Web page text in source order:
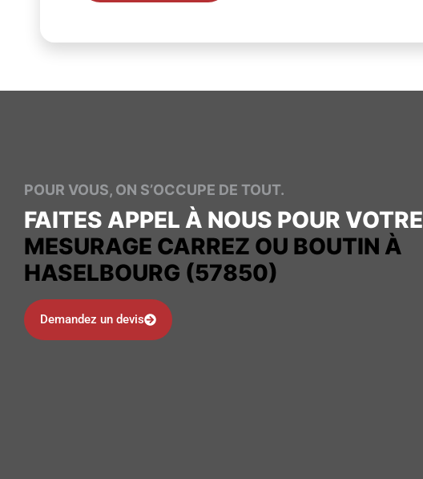
POUR VOUS, ON S’OCCUPE DE TOUT.
FAITES APPEL À NOUS POUR VOTRE
MESURAGE CARREZ OU BOUTIN À
HASELBOURG (57850)
Demandez un devis